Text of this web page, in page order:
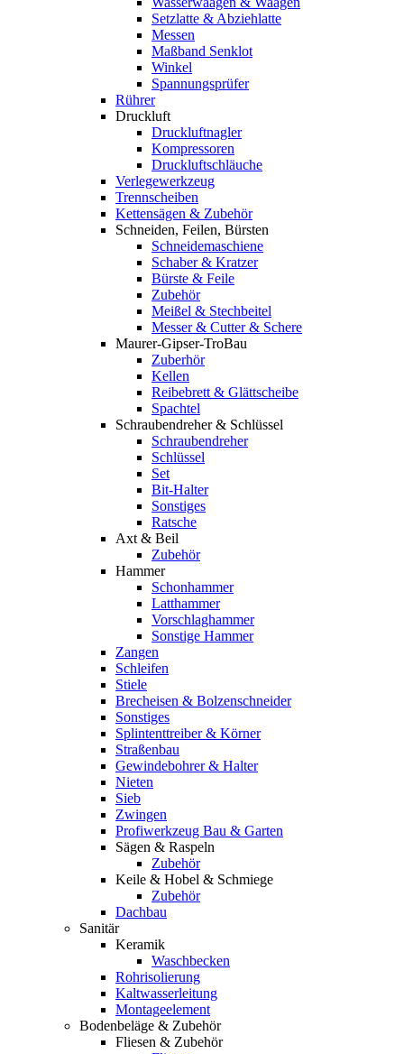
Setzlatte & Abziehlatte
Messen
Maßband Senklot
Winkel
Spannungsprüfer
Rührer
Druckluft
Druckluftnagler
Kompressoren
Druckluftschläuche
Verlegewerkzeug
Trennscheiben
Kettensägen & Zubehör
Schneiden, Feilen, Bürsten
Schneidemaschiene
Schaber & Kratzer
Bürste & Feile
Zubehör
Meißel & Stechbeitel
Messer & Cutter & Schere
Maurer-Gipser-TroBau
Zuberhör
Kellen
Reibebrett & Glättscheibe
Spachtel
Schraubendreher & Schlüssel
Schraubendreher
Schlüssel
Set
Bit-Halter
Sonstiges
Ratsche
Axt & Beil
Zubehör
Hammer
Schonhammer
Latthammer
Vorschlaghammer
Sonstige Hammer
Zangen
Schleifen
Stiele
Brecheisen & Bolzenschneider
Sonstiges
Splintenttreiber & Körner
Straßenbau
Gewindebohrer & Halter
Nieten
Sieb
Zwingen
Profiwerkzeug Bau & Garten
Sägen & Raspeln
Zubehör
Keile & Hobel & Schmiege
Zubehör
Dachbau
Sanitär
Keramik
Waschbecken
Rohrisolierung
Kaltwasserleitung
Montageelement
Bodenbeläge & Zubehör
Fliesen & Zubehör